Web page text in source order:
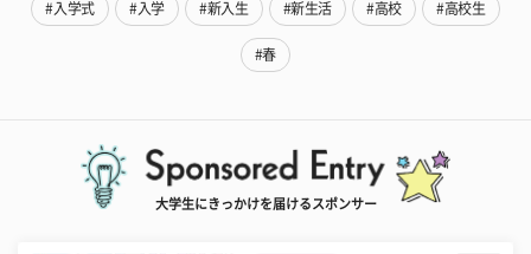
#入学式 #入学 #新入生 #新生活 #高校 #高校生
#春
大学生にきっかけを届けるスポンサー